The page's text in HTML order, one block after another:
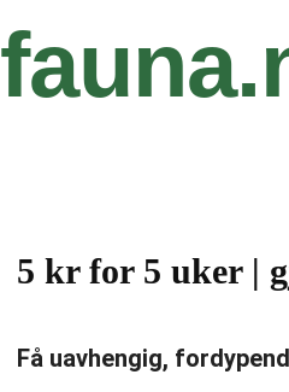
5 kr for 5 uker |
Få uavhengig,